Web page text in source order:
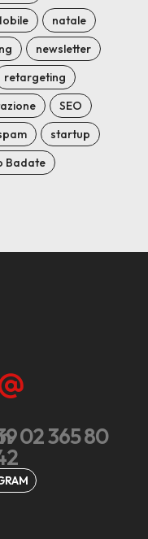
natale
newsletter
retargeting
SEO
startup
Badate
02 365 80